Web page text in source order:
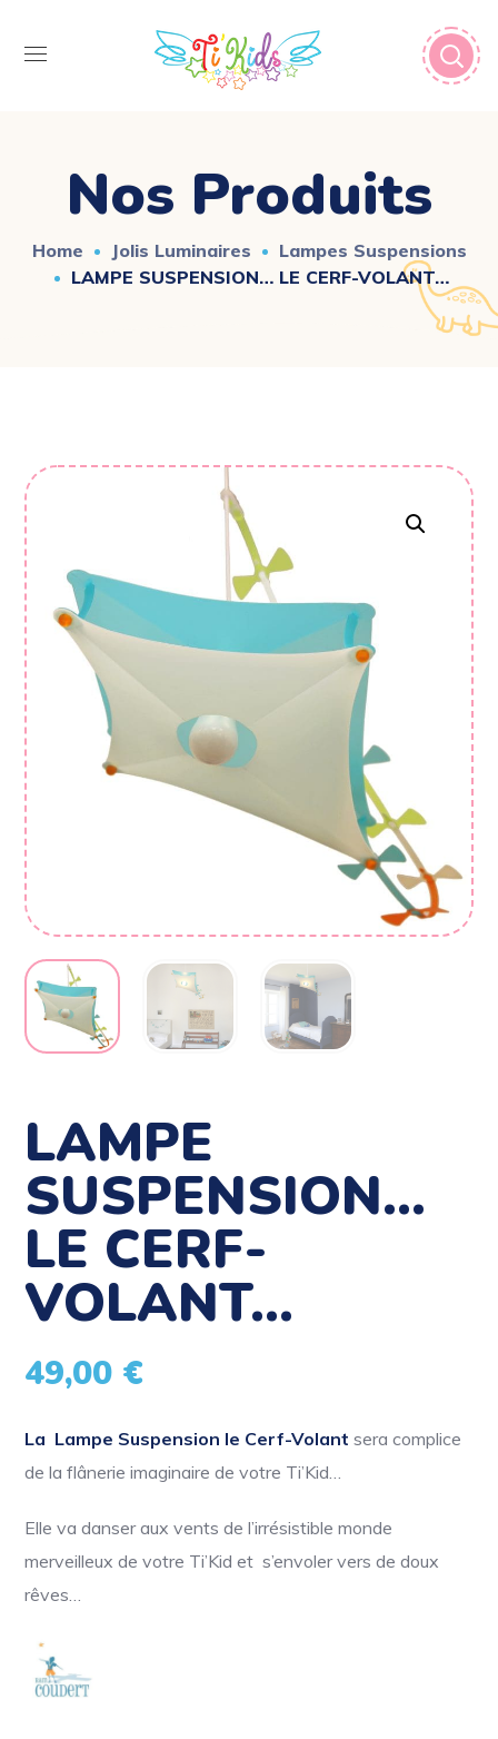
Nos Produits
Home Jolis Luminaires
Lampes Suspensions
LAMPE SUSPENSION… LE CERF-VOLANT…
LAMPE
SUSPENSION…
LE CERF-
VOLANT…
49,00 €
La Lampe Suspension le Cerf-Volantsera complice
de la flânerie imaginaire de votre Ti’Kid…
Elle va danser aux vents de l’irrésistible monde
merveilleux de votre Ti’Kid et s’envoler vers de doux
rêves…